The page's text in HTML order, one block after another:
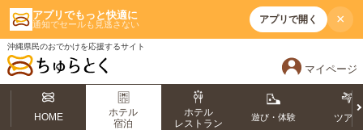
アプリでもっと快適に
通知でセールも見逃さない アプリで開く ×
沖縄県民のおでかけを応援するサイト
マイページ
HOME
ホテル
宿泊
ホテル
レストラン
遊び・体験 ツアー